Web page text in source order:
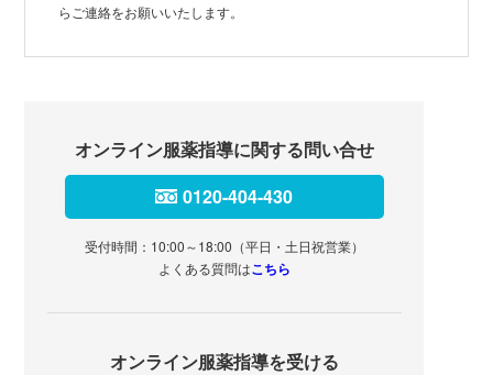
らご連絡をお願いいたします。
オンライン服薬指導に関する問い合せ
0120-404-430
受付時間：10:00～18:00（平日・土日祝営業）
よくある質問はこちら
オンライン服薬指導を受ける